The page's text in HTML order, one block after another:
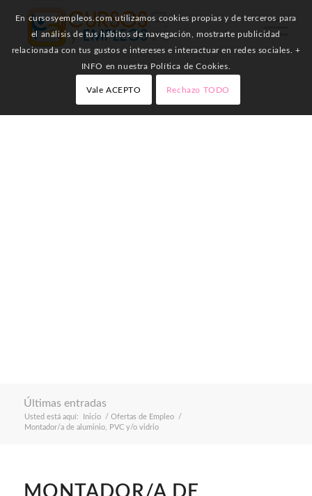
Últimas entradas
Usted está aquí: Inicio / Ofertas de Empleo
/
Montador/a de aluminio, PVC y/o vidrio
MONTADOR/A DE
En cursosyempleos.com utilizamos cookies propias y de terceros para
el análisis de tus hábitos de navegación, mostrarte publicidad
relacionada con tus gustos e intereses e interactuar en redes sociales. +
INFO en nuestra Política de Cookies.
Vale ACEPTO Rechazo TODO